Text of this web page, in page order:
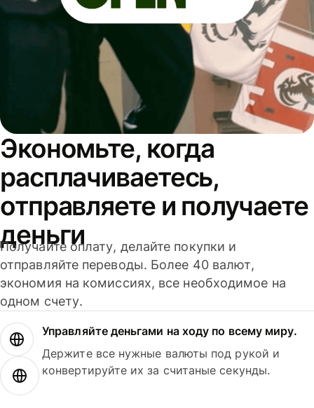
Экономьте, когда
расплачиваетесь,
отправляете и получаете
деньги
Получайте оплату, делайте покупки и
отправляйте переводы. Более 40 валют,
экономия на комиссиях, все необходимое на
одном счету.
Управляйте деньгами на ходу по всему миру.
Держите все нужные валюты под рукой и
конвертируйте их за считаные секунды.